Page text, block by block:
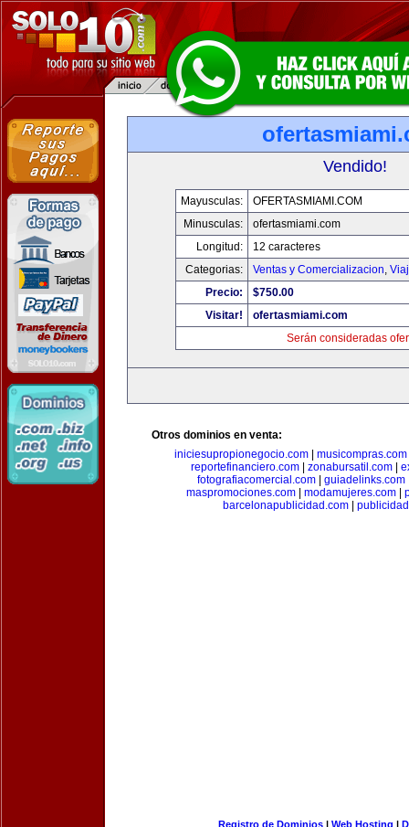
Vendido!
Mayusculas:
OFERTASMIAMI.COM
Minusculas:
ofertasmiami.com
Longitud:
12 caracteres
Categorias:
Ventas y Comercializacion,
Precio:
$750.00
Visitar!
ofertasmiami.com
Serán consideradas
Otros dominios en venta:
iniciesupropionegocio.com
musicompras.com
reportefinanciero.com| zonabursatil.com|
fotografiacomercial.com
guiadelinks.com
maspromociones.com
modamujeres.com
barcelonapublicidad.com|
Registro de Dominios| Web Hosting |